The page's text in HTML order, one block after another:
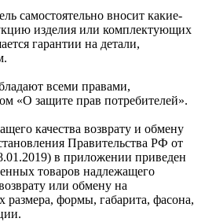
самостоятельно вносит какие-
изделия или комплектующих
гарантии на детали,
всеми правами,
«О защите прав потребителей».
качества возврату и обмену
Правительства РФ от
в приложении приведен
товаров надлежащего
или обмену на
размера, формы, габарита, фасона,